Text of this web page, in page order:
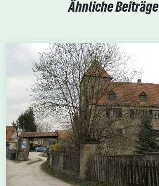
Ähnliche Beiträge